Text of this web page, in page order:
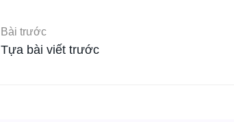
Bài trước
Tựa bài viết trước